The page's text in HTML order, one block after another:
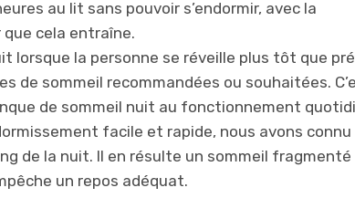
au lit sans pouvoir s’endormir, avec la
cela entraîne.
lorsque la personne se réveille plus tôt que
de sommeil recommandées ou souhaitées.
de sommeil nuit au fonctionnement
facile et rapide, nous avons connu
de la nuit. Il en résulte un sommeil
un repos adéquat.